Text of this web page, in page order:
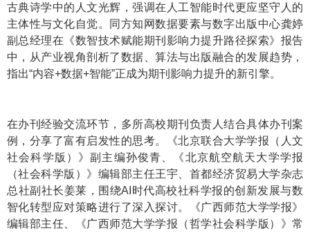
古典诗学中的人文光辉，强调在人工智能时代更应坚守人的
主体性与文化自觉。同方知网数据要素与数字出版中心龚婷
副总经理在《数智技术赋能期刊影响力提升路径探索》报告
中，从产业视角剖析了数据、算法与出版融合的发展趋势，
指出“内容+数据+智能”正成为期刊影响力提升的新引擎。
在办刊经验交流环节，多所高校期刊负责人结合具体办刊案
例，分享了富有启发性的思考。《北京联合大学学报（人文
社会科学版）》副主编孙俊青、《北京航空航天大学学报
（社会科学版）》编辑部主任王宇、首都经济贸易大学杂志
总社副社长姜莱，围绕AI时代高校社科学报的创新发展与数
智化转型应对策略进行了深入探讨。《广西师范大学学报》
编辑部主任、《广西师范大学学报（哲学社会科学版）》常